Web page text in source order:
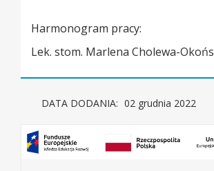
Harmonogram pracy:
Lek. stom. Marlena Cholewa-
DATA DODANIA: 02 grudnia 2022